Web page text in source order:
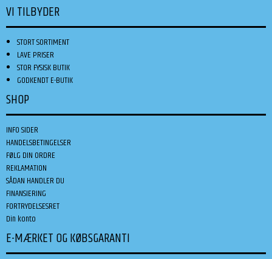
VI TILBYDER
STORT SORTIMENT
LAVE PRISER
STOR FYSISK BUTIK
GODKENDT E-BUTIK
SHOP
INFO SIDER
HANDELSBETINGELSER
FØLG DIN ORDRE
REKLAMATION
SÅDAN HANDLER DU
FINANSIERING
FORTRYDELSESRET
Din konto
E-MÆRKET OG KØBSGARANTI